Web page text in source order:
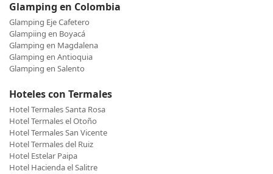
Glamping en Colombia
Glamping Eje Cafetero
Glampiing en Boyacá
Glamping en Magdalena
Glamping en Antioquia
Glamping en Salento
Hoteles con Termales
Hotel Termales Santa Rosa
Hotel Termales el Otoño
Hotel Termales San Vicente
Hotel Termales del Ruiz
Hotel Estelar Paipa
Hotel Hacienda el Salitre